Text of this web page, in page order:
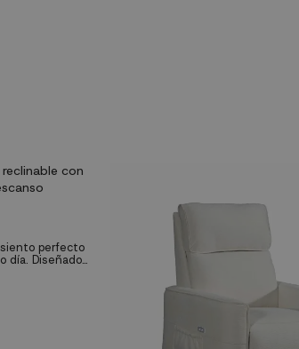
perfecto
día. Diseñado
confort y